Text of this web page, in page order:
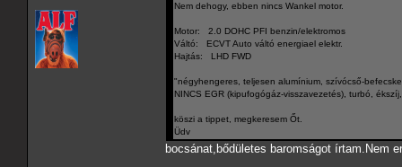
Nem dehogy, ebben nincs Wankel motor.
Motor: 2.0 DOHC PFI benzin/elektromos
Váltó: ECVT Auto váltó energiael elektr.
Hajtás: LHD FWD
"négyhengeres, teljesen alumínium, szívócső-
NINCS EGR (kipufogógáz-visszavezetés), turbó,
köszi a tippet, megkeresem Őt.
Üdv
bocsánat,bődületes baromságot írtam.Nem